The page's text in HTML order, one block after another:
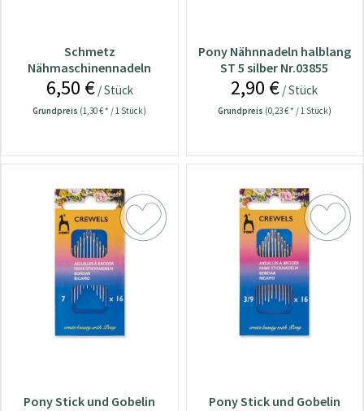
Schmetz
Nähmaschinennadeln
130/705 Jeans 90
6,50 €/ Stück
Grundpreis (1,30 € * / 1 Stück)
Pony Nähnnadeln halblang
ST 5 silber Nr.03855
2,90 € / Stück
Grundpreis (0,23 € * / 1 Stück)
Pony Stick und Gobelin
Pony Stick und Gobelin